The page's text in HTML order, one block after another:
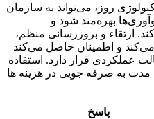
روز، می‌تواند به سازمان
بهره‌مند شود و
ارتقاء و بروزرسانی منظم،
می‌کند و اطمینان حاصل می‌کند
عملکردی قرار دارد. استفاده
مدت به صرفه جویی در هزینه ها
پاسخ